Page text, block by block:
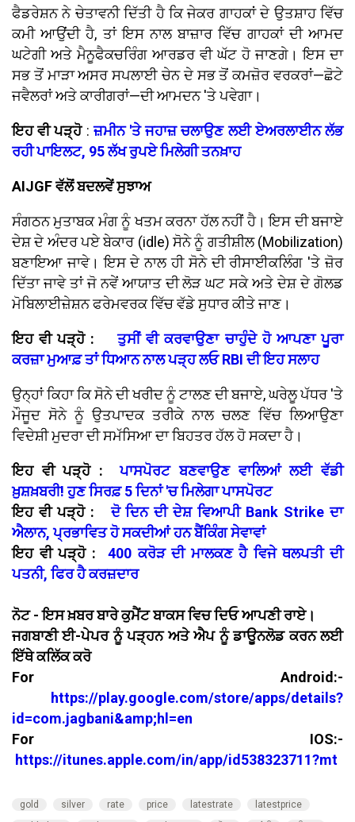
ਫੈਡਰੇਸ਼ਨ ਨੇ ਚੇਤਾਵਨੀ ਦਿੱਤੀ ਹੈ ਕਿ ਜੇਕਰ ਗਾਹਕਾਂ ਦੇ ਉਤਸ਼ਾਹ ਵਿੱਚ
ਕਮੀ ਆਉਂਦੀ ਹੈ, ਤਾਂ ਇਸ ਨਾਲ ਬਾਜ਼ਾਰ ਵਿੱਚ ਗਾਹਕਾਂ ਦੀ ਆਮਦ
ਘਟੇਗੀ ਅਤੇ ਮੈਨੂਫੈਕਚਰਿੰਗ ਆਰਡਰ ਵੀ ਘੱਟ ਹੋ ਜਾਣਗੇ। ਇਸ ਦਾ
ਸਭ ਤੋਂ ਮਾੜਾ ਅਸਰ ਸਪਲਾਈ ਚੇਨ ਦੇ ਸਭ ਤੋਂ ਕਮਜ਼ੋਰ ਵਰਕਰਾਂ—ਛੋਟੇ
ਜਵੈਲਰਾਂ ਅਤੇ ਕਾਰੀਗਰਾਂ—ਦੀ ਆਮਦਨ 'ਤੇ ਪਵੇਗਾ।
ਇਹ ਵੀ ਪੜ੍ਹੋ:ਜ਼ਮੀਨ 'ਤੇ ਜਹਾਜ਼ ਚਲਾਉਣ ਲਈ ਏਅਰਲਾਈਨ ਲੱਭ
ਰਹੀ ਪਾਇਲਟ, 95 ਲੱਖ ਰੁਪਏ ਮਿਲੇਗੀ ਤਨਖ਼ਾਹ
AIJGF ਵੱਲੋਂ ਬਦਲਵੇਂ ਸੁਝਾਅ
ਸੰਗਠਨ ਮੁਤਾਬਕ ਮੰਗ ਨੂੰ ਖਤਮ ਕਰਨਾ ਹੱਲ ਨਹੀਂ ਹੈ। ਇਸ ਦੀ ਬਜਾਏ
ਦੇਸ਼ ਦੇ ਅੰਦਰ ਪਏ ਬੇਕਾਰ (idle) ਸੋਨੇ ਨੂੰ ਗਤੀਸ਼ੀਲ (Mobilization)
ਬਣਾਇਆ ਜਾਵੇ। ਇਸ ਦੇ ਨਾਲ ਹੀ ਸੋਨੇ ਦੀ ਰੀਸਾਈਕਲਿੰਗ 'ਤੇ ਜ਼ੋਰ
ਦਿੱਤਾ ਜਾਵੇ ਤਾਂ ਜੋ ਨਵੇਂ ਆਯਾਤ ਦੀ ਲੋੜ ਘਟ ਸਕੇ ਅਤੇ ਦੇਸ਼ ਦੇ ਗੋਲਡ
ਮੋਬਿਲਾਈਜ਼ੇਸ਼ਨ ਫਰੇਮਵਰਕ ਵਿੱਚ ਵੱਡੇ ਸੁਧਾਰ ਕੀਤੇ ਜਾਣ।
ਇਹ ਵੀ ਪੜ੍ਹੋ :
ਤੁਸੀਂ ਵੀ ਕਰਵਾਉਣਾ ਚਾਹੁੰਦੇ ਹੋ ਆਪਣਾ ਪੂਰਾ
ਕਰਜ਼ਾ ਮੁਆਫ਼ ਤਾਂ ਧਿਆਨ ਨਾਲ ਪੜ੍ਹ ਲਓ RBI ਦੀ ਇਹ ਸਲਾਹ
ਉਨ੍ਹਾਂ ਕਿਹਾ ਕਿ ਸੋਨੇ ਦੀ ਖਰੀਦ ਨੂੰ ਟਾਲਣ ਦੀ ਬਜਾਏ, ਘਰੇਲੂ ਪੱਧਰ 'ਤੇ
ਮੌਜੂਦ ਸੋਨੇ ਨੂੰ ਉਤਪਾਦਕ ਤਰੀਕੇ ਨਾਲ ਚਲਣ ਵਿੱਚ ਲਿਆਉਣਾ
ਵਿਦੇਸ਼ੀ ਮੁਦਰਾ ਦੀ ਸਮੱਸਿਆ ਦਾ ਬਿਹਤਰ ਹੱਲ ਹੋ ਸਕਦਾ ਹੈ।
ਇਹ ਵੀ ਪੜ੍ਹੋ :
ਪਾਸਪੋਰਟ ਬਣਵਾਉਣ ਵਾਲਿਆਂ ਲਈ ਵੱਡੀ
ਖ਼ੁਸ਼ਖ਼ਬਰੀ! ਹੁਣ ਸਿਰਫ਼ 5 ਦਿਨਾਂ 'ਚ ਮਿਲੇਗਾ ਪਾਸਪੋਰਟ
ਇਹ ਵੀ ਪੜ੍ਹੋ :
ਦੋ ਦਿਨ ਦੀ ਦੇਸ਼ ਵਿਆਪੀ Bank Strike ਦਾ
ਐਲਾਨ, ਪ੍ਰਭਾਵਿਤ ਹੋ ਸਕਦੀਆਂ ਹਨ ਬੈਂਕਿੰਗ ਸੇਵਾਵਾਂ
ਇਹ ਵੀ ਪੜ੍ਹੋ : 400 ਕਰੋੜ ਦੀ ਮਾਲਕਣ ਹੈ ਵਿਜੇ ਥਲਪਤੀ ਦੀ
ਪਤਨੀ, ਫਿਰ ਹੈ ਕਰਜ਼ਦਾਰ
ਨੋਟ - ਇਸ ਖ਼ਬਰ ਬਾਰੇ ਕੁਮੈਂਟ ਬਾਕਸ ਵਿਚ ਦਿਓ ਆਪਣੀ ਰਾਏ।
ਜਗਬਾਣੀ ਈ-ਪੇਪਰ ਨੂੰ ਪੜ੍ਹਨ ਅਤੇ ਐਪ ਨੂੰ ਡਾਊਨਲੋਡ ਕਰਨ ਲਈ
ਇੱਥੇ ਕਲਿੱਕ ਕਰੋ
For Android:-
https://play.google.com/store/apps/details?
id=com.jagbani&amp;hl=en
For IOS:-
https://itunes.apple.com/in/app/id538323711?mt
gold silver rate price latestrate
latestprice